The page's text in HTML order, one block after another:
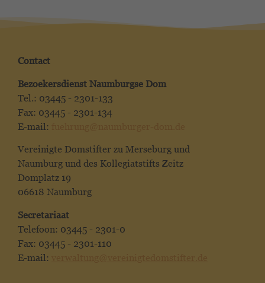
Contact
Bezoekersdienst Naumburgse Dom
Tel.: 03445 - 2301-133
Fax: 03445 - 2301-134
E-mail:
Vereinigte Domstifter zu Merseburg und
Naumburg und des Kollegiatstifts Zeitz
Domplatz 19
06618 Naumburg
Secretariaat
Telefoon: 03445 - 2301-0
Fax: 03445 - 2301-110
E-mail: